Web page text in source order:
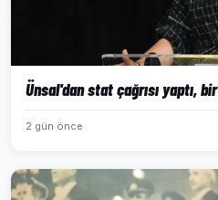
Ünsal'dan stat çağrısı yaptı,
2 gün önce